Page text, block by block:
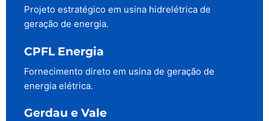
Projeto estratégico em usina hidrelétrica de
geração de energia.
CPFL Energia
Fornecimento direto em usina de geração de
energia elétrica.
Gerdau e Vale